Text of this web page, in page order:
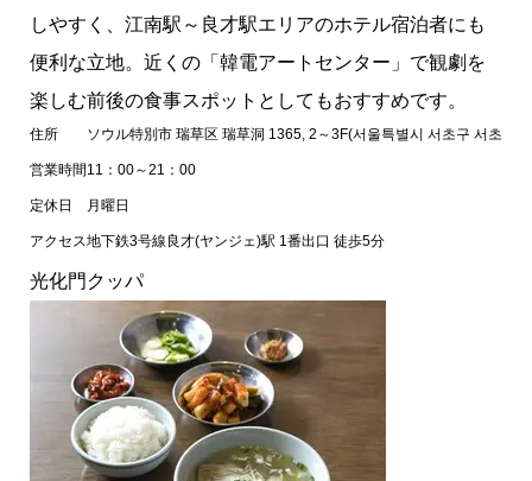
しやすく、江南駅～良才駅エリアのホテル宿泊者にも
便利な立地。近くの「韓電アートセンター」で観劇を
楽しむ前後の食事スポットとしてもおすすめです。
住所 ソウル特別市 瑞草区 瑞草洞 1365, 2～3F(서울특별시 서초구 서초동
営業時間11：00～21：00
定休日 月曜日
アクセス地下鉄3号線良才(ヤンジェ)駅 1番出口 徒歩5分
光化門クッパ